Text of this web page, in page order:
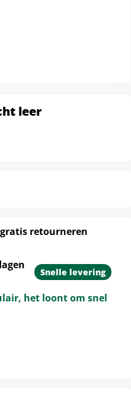
leer
retourneren
Snelle levering
het loont om snel